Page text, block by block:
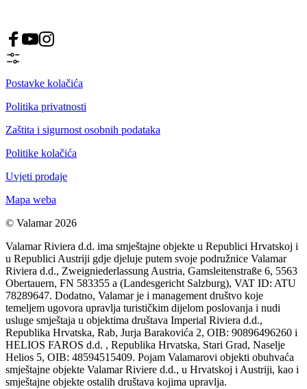
Postavke kolačića
Politika privatnosti
Zaštita i sigurnost osobnih podataka
Politike kolačića
Uvjeti prodaje
Mapa weba
© Valamar 2026
Valamar Riviera d.d. ima smještajne objekte u Republici Hrvatskoj i
u Republici Austriji gdje djeluje putem svoje podružnice Valamar
Riviera d.d., Zweigniederlassung Austria, Gamsleitenstraße 6, 5563
Obertauern, FN 583355 a (Landesgericht Salzburg), VAT ID: ATU
78289647. Dodatno, Valamar je i management društvo koje
temeljem ugovora upravlja turističkim dijelom poslovanja i nudi
usluge smještaja u objektima društava Imperial Riviera d.d.,
Republika Hrvatska, Rab, Jurja Barakovića 2, OIB: 90896496260 i
HELIOS FAROS d.d. , Republika Hrvatska, Stari Grad, Naselje
Helios 5, OIB: 48594515409. Pojam Valamarovi objekti obuhvaća
smještajne objekte Valamar Riviere d.d., u Hrvatskoj i Austriji, kao i
smještajne objekte ostalih društava kojima upravlja.